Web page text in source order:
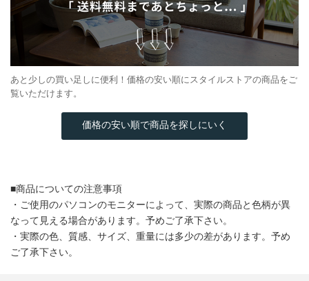
あと少しの買い足しに便利！価格の安い順にスタイルストアの商品をご
覧いただけます。
価格の安い順で商品を探しにいく
■商品についての注意事項
・ご使用のパソコンのモニターによって、実際の商品と色柄が異
なって見える場合があります。予めご了承下さい。
・実際の色、質感、サイズ、重量には多少の差があります。予め
ご了承下さい。